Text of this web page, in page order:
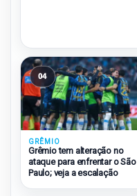
04
GRÊMIO
Grêmio tem alteração no
ataque para enfrentar o São
Paulo; veja a escalação